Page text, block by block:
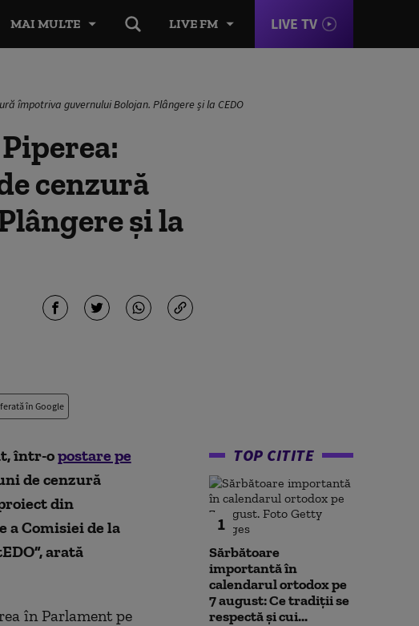
LIVE FM LIVE TV
MAI MULTE
împotriva guvernului Bolojan. Plângere și la CEDO
cenzură
și la
în Google
într-opostare pe
de cenzură
din
a Comisiei de la
arată
în Parlament pe
TOP CITITE
1
Sărbătoare
importantă în
calendarul ortodox pe
7 august: Ce tradiții se
respectă și cui...